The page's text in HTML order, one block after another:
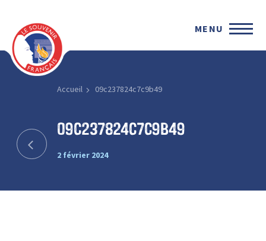
MENU
Accueil 09c237824c7c9b49
09c237824c7c9b49
2 février 2024